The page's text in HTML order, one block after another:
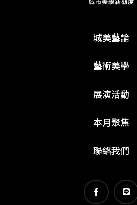
城美藝論
藝術美學
展演活動
本月聚焦
聯絡我們